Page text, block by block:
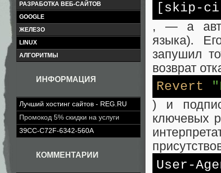
РАЗРАБОТКА ВЕБ-САЙТОВ
GOOGLE
ЖЕЛЕЗО
LINUX
АЛГОРИТМЫ
ИНФОРМАЦИЯ
Лучший хостинг сайтов - REG.RU
Промокод 5% скидки на услуги
39CC-C72F-6342-560A
КОММЕНТАРИИ
[skip-
, — а
языка).
запушил
возврат
Revert
) и
ключевых
User-